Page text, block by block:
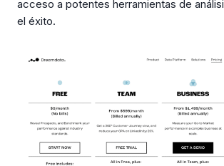
acceso a potentes herramientas de
el éxito.